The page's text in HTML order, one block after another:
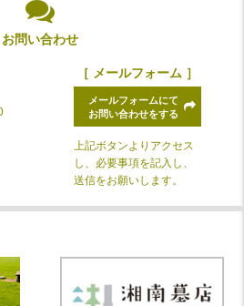
お問い合わせ
［ メールフォーム ］
メールフォームにて
お問い合わせをする
上記ボタンよりアクセス
し、必要事項を記入し、
送信をお願いします。